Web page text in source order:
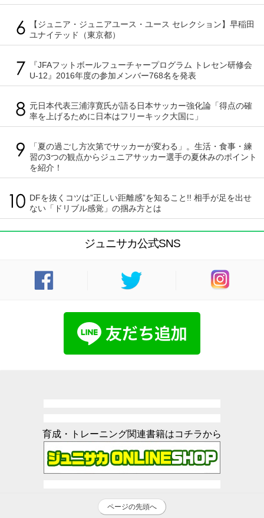
【ジュニア・ジュニアユース・ユース セレクション】早稲田
ユナイテッド（東京都）
『JFAフットボールフューチャープログラム トレセン研修会
U-12』2016年度の参加メンバー768名を発表
元日本代表三浦淳寛氏が語る日本サッカー強化論「得点の確
率を上げるために日本はフリーキック大国に」
「夏の過ごし方次第でサッカーが変わる」。生活・食事・練
習の3つの観点からジュニアサッカー選手の夏休みのポイント
を紹介！
DFを抜くコツは”正しい距離感”を知ること!! 相手が足を出せ
ない「ドリブル感覚」の掴み方とは
ジュニサカ公式SNS
育成・トレーニング関連書籍はコチラから
ページの先頭へ